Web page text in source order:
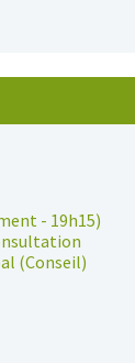
- 19h15)
(Conseil)